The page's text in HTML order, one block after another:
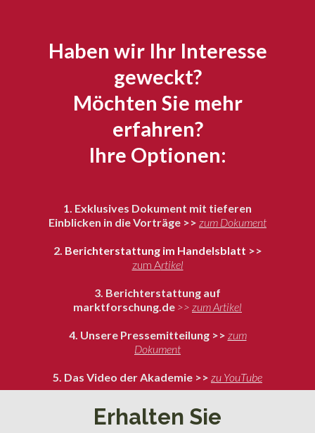
Haben wir Ihr Interesse
geweckt?
Möchten Sie mehr
erfahren?
Ihre Optionen:
1. Exklusives Dokument mit tieferen
Einblicken in die Vorträge >> zum Dokument
2. Berichterstattung im Handelsblatt >>
zum Artikel
3. Berichterstattung auf
marktforschung.de >> zum Artikel
4. Unsere Pressemitteilung >> zum
Dokument
5. Das Video der Akademie >> zu YouTube
Erhalten Sie